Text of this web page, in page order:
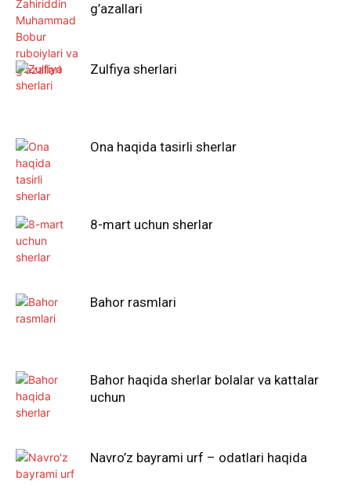
g’azallari
Zulfiya sherlari
Ona haqida tasirli sherlar
8-mart uchun sherlar
Bahor rasmlari
Bahor haqida sherlar bolalar va kattalar
uchun
Navro’z bayrami urf – odatlari haqida